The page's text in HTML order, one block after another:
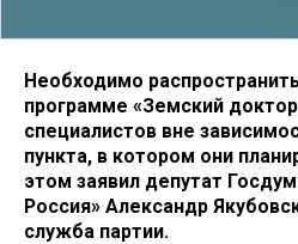
Необходимо
программе «Земский
специалистов вне
пункта, в котором они
этом заявил депутат
Россия» Александр
служба партии.